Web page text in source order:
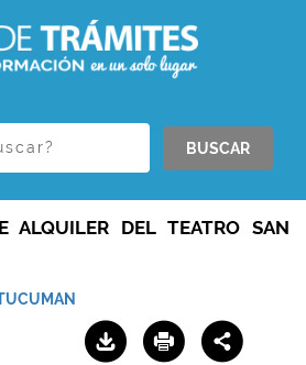
BUSCAR
ALQUILER DEL TEATRO SAN